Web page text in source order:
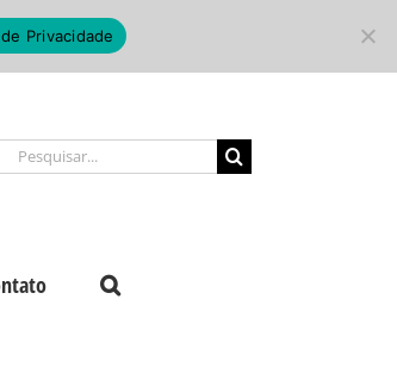
Buscar
resultados
Privacidade